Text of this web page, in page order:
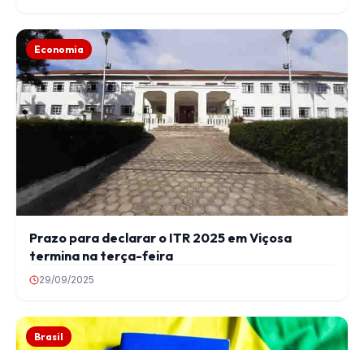
Economia
Prazo para declarar o ITR 2025 em Viçosa
termina na terça-feira
29/09/2025
Brasil